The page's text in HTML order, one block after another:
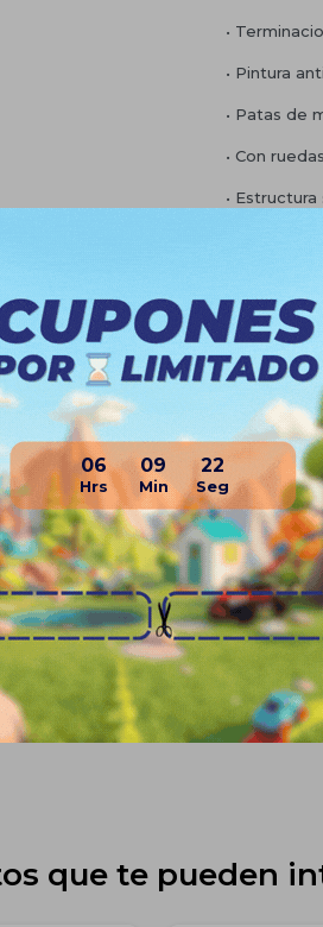
06 09 22
•
• Pintura
• Patas de
• Con
•
• Permite
• Modelo
• La mejor
GARANTÍA
6 meses.
falta de
embalaje.
Planes de
Envíos
Medios de
que te pueden